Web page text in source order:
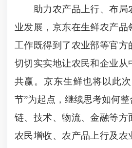
助力农产品上行、布局
业发展，京东在生鲜农产品
工作既得到了农业部等官方
切切实实地让农民和企业从
共赢。京东生鲜也将以此
节”为起点，继续思考如何
链、技术、物流、金融等方
农民增收、农产品上行及农